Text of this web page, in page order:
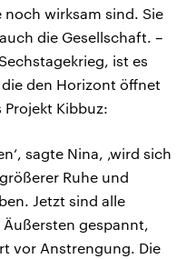
wirksam sind. Sie
die Gesellschaft. –
ist es
den Horizont öffnet
Kibbuz:
sagte Nina, ‚wird sich
Ruhe und
Jetzt sind alle
gespannt,
vor Anstrengung. Die